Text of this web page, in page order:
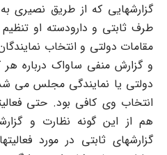
گزارشهایی که از طریق نصیری
طرف ثابتی و دارودسته او
مقامات دولتی و انتخاب
و گزارش منفی ساواک درباره
دولتی یا نمایندگی مجلس می
انتخاب وی کافی بود. حتی
هم از این گونه نظارت و
گزارشهای ثابتی در مورد